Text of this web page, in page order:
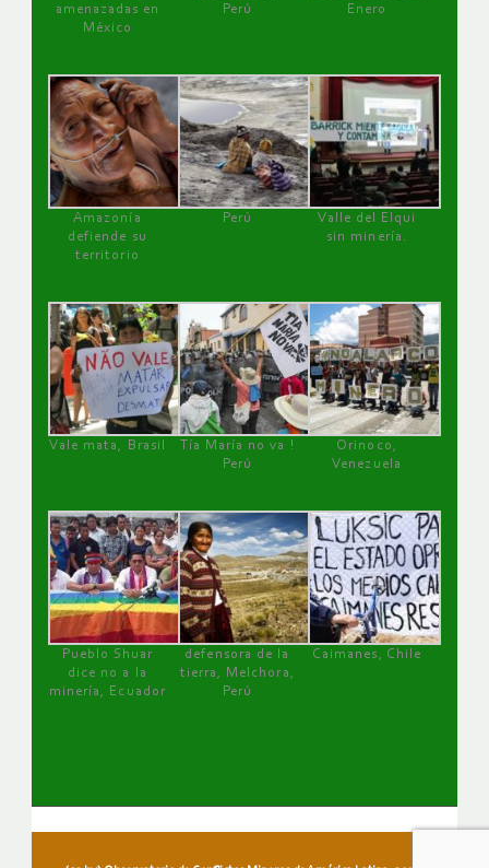
amenazadas en
México
Perú
Enero
Amazonía
defiende su
territorio
Perú
Valle del Elqui
sin minería.
Vale mata, Brasil
Tía María no va !
Perú
Orinoco,
Venezuela
Pueblo Shuar
dice no a la
minería, Ecuador
defensora de la
tierra, Melchora,
Perú
Caimanes, Chile